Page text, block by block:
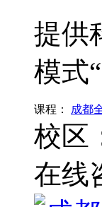
提供
模式“
课程： 成都
校区
在线